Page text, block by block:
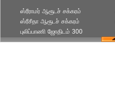
ஸ்ரீராமர் ஆரூடச் சக்கரம்
ஸ்ரீசீதா ஆரூடச் சக்கரம்
புலிப்பாணி ஜோதிடம் 300